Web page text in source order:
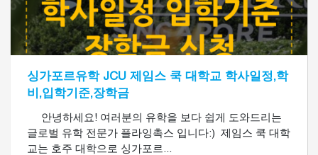
싱가포르유학 JCU 제임스 쿡 대학교 학사일정,학
비,입학기준,장학금
​ 안녕하세요! 여러분의 유학을 보다 쉽게 도와드리는
글로벌 유학 전문가 플라잉촉스 입니다:) ​ 제임스 쿡 대학
교는 호주 대학으로 싱가포르...